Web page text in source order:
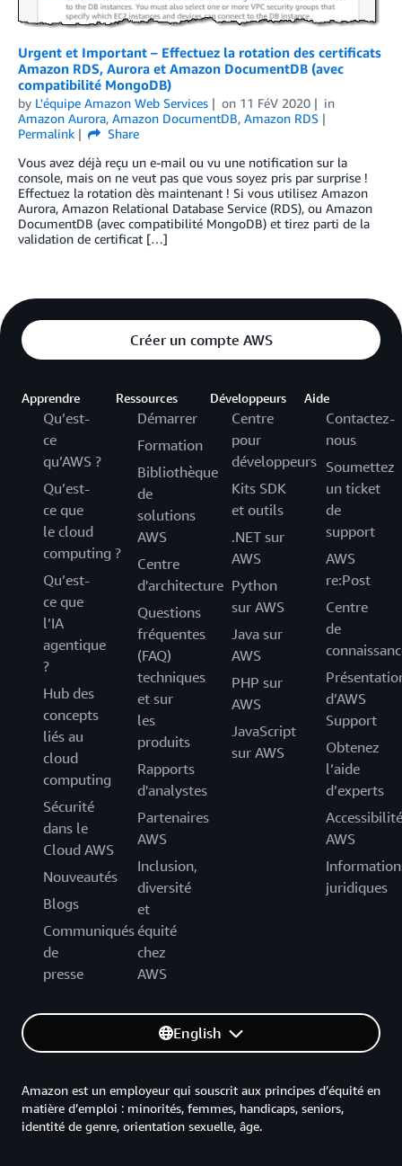
Urgent et Important – Effectuez la rotation des certificats
Amazon RDS, Aurora et Amazon DocumentDB (avec
compatibilité MongoDB)
by L'équipe Amazon Web Services on 11 FéV 2020
in
Amazon Aurora, Amazon DocumentDB, Amazon RDS
Permalink
Share
Vous avez déjà reçu un e-mail ou vu une notification sur la
console, mais on ne veut pas que vous soyez pris par surprise !
Effectuez la rotation dès maintenant ! Si vous utilisez Amazon
Aurora, Amazon Relational Database Service (RDS), ou Amazon
DocumentDB (avec compatibilité MongoDB) et tirez parti de la
validation de certificat […]
Créer un compte AWS
Apprendre
Qu’est-
ce
qu’AWS ?
Qu’est-
ce que
le cloud
computing ?
Qu’est-
ce que
l’IA
agentique
?
Hub des
concepts
liés au
cloud
computing
Sécurité
dans le
Cloud AWS
Nouveautés
Blogs
Communiqués
de
presse
Ressources
Démarrer
Formation
Bibliothèque
de
solutions
AWS
Centre
d'architecture
Questions
fréquentes
(FAQ)
techniques
et sur
les
produits
Rapports
d'analystes
Partenaires
AWS
Inclusion,
diversité
et
équité
chez
AWS
Développeurs
Centre
pour
développeurs
Kits SDK
et outils
.NET sur
AWS
Python
sur AWS
Java sur
AWS
PHP sur
AWS
JavaScript
sur AWS
Aide
Contactez-
nous
Soumettez
un ticket
de
support
AWS
re:Post
Centre
de
d’AWS
Support
Obtenez
l’aide
d’experts
Accessibilité
AWS
juridiques
English
Amazon est un employeur qui souscrit aux principes d’équité en
matière d’emploi : minorités, femmes, handicaps, seniors,
identité de genre, orientation sexuelle, âge.